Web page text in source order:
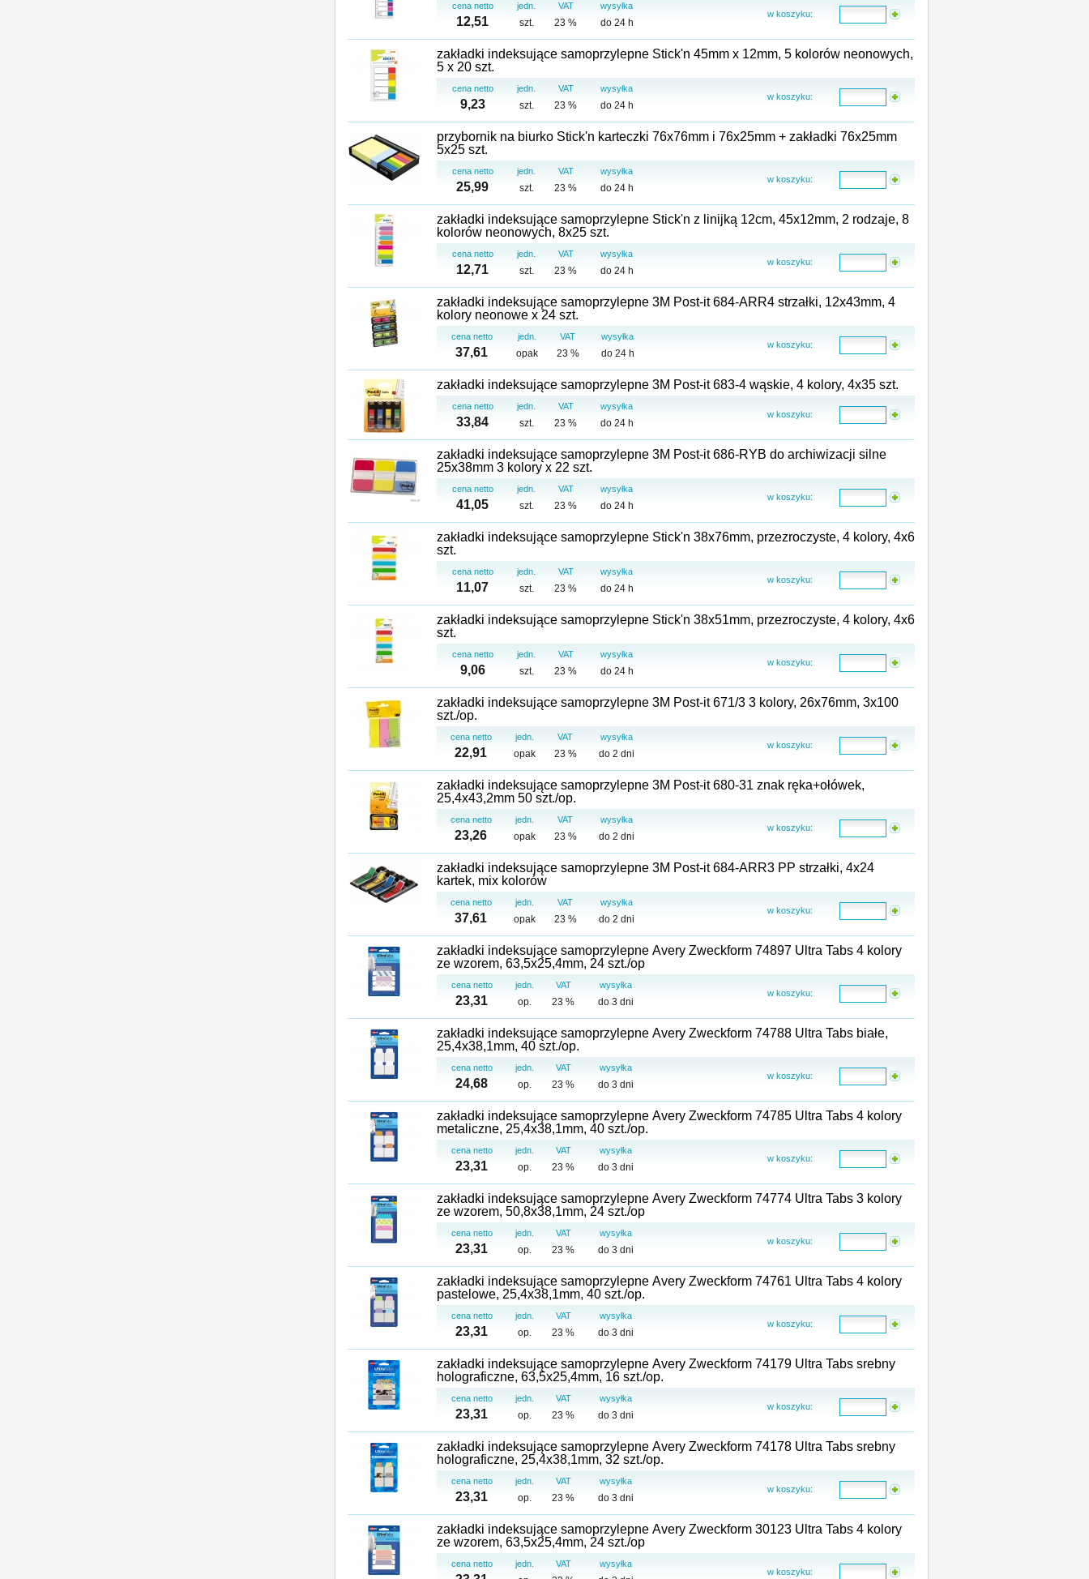
cena netto jedn. VAT
wysyłka
w koszyku:
12,51 szt. 23 % do 24 h
zakładki indeksujące samoprzylepne Stick'n 45mm x 12mm, 5 kolorów neonowych,
5 x 20 szt.
cena netto jedn. VAT
wysyłka
w koszyku:
9,23 szt. 23 % do 24 h
przybornik na biurko Stick'n karteczki 76x76mm i 76x25mm + zakładki 76x25mm
5x25 szt.
cena netto jedn. VAT
wysyłka
w koszyku:
25,99 szt. 23 % do 24 h
zakładki indeksujące samoprzylepne Stick'n z linijką 12cm, 45x12mm, 2 rodzaje, 8
kolorów neonowych, 8x25 szt.
cena netto jedn. VAT
wysyłka
w koszyku:
12,71 szt. 23 % do 24 h
zakładki indeksujące samoprzylepne 3M Post-it 684-ARR4 strzałki, 12x43mm, 4
kolory neonowe x 24 szt.
cena netto jedn. VAT
wysyłka
w koszyku:
37,61 opak 23 % do 24 h
zakładki indeksujące samoprzylepne 3M Post-it 683-4 wąskie, 4 kolory, 4x35 szt.
cena netto jedn. VAT
wysyłka
w koszyku:
33,84 szt. 23 % do 24 h
zakładki indeksujące samoprzylepne 3M Post-it 686-RYB do archiwizacji silne
25x38mm 3 kolory x 22 szt.
cena netto jedn. VAT
wysyłka
w koszyku:
41,05 szt. 23 % do 24 h
zakładki indeksujące samoprzylepne Stick'n 38x76mm, przezroczyste, 4 kolory, 4x6
szt.
cena netto jedn. VAT
wysyłka
w koszyku:
11,07 szt. 23 % do 24 h
zakładki indeksujące samoprzylepne Stick'n 38x51mm, przezroczyste, 4 kolory, 4x6
szt.
cena netto jedn. VAT
wysyłka
w koszyku:
9,06 szt. 23 % do 24 h
zakładki indeksujące samoprzylepne 3M Post-it 671/3 3 kolory, 26x76mm, 3x100
szt./op.
cena netto jedn. VAT
wysyłka
w koszyku:
22,91 opak 23 % do 2 dni
zakładki indeksujące samoprzylepne 3M Post-it 680-31 znak ręka+ołówek,
25,4x43,2mm 50 szt./op.
cena netto jedn. VAT
wysyłka
w koszyku:
23,26 opak 23 % do 2 dni
zakładki indeksujące samoprzylepne 3M Post-it 684-ARR3 PP strzałki, 4x24
kartek, mix kolorów
cena netto jedn. VAT
wysyłka
w koszyku:
37,61 opak 23 % do 2 dni
zakładki indeksujące samoprzylepne Avery Zweckform 74897 Ultra Tabs 4 kolory
ze wzorem, 63,5x25,4mm, 24 szt./op
cena netto jedn. VAT
wysyłka
w koszyku:
23,31 op. 23 % do 3 dni
zakładki indeksujące samoprzylepne Avery Zweckform 74788 Ultra Tabs białe,
25,4x38,1mm, 40 szt./op.
cena netto jedn. VAT
wysyłka
w koszyku:
24,68 op. 23 % do 3 dni
zakładki indeksujące samoprzylepne Avery Zweckform 74785 Ultra Tabs 4 kolory
metaliczne, 25,4x38,1mm, 40 szt./op.
cena netto jedn. VAT
wysyłka
w koszyku:
23,31 op. 23 % do 3 dni
zakładki indeksujące samoprzylepne Avery Zweckform 74774 Ultra Tabs 3 kolory
ze wzorem, 50,8x38,1mm, 24 szt./op
cena netto jedn. VAT
wysyłka
w koszyku:
23,31 op. 23 % do 3 dni
zakładki indeksujące samoprzylepne Avery Zweckform 74761 Ultra Tabs 4 kolory
pastelowe, 25,4x38,1mm, 40 szt./op.
cena netto jedn. VAT
wysyłka
w koszyku:
23,31 op. 23 % do 3 dni
zakładki indeksujące samoprzylepne Avery Zweckform 74179 Ultra Tabs srebny
holograficzne, 63,5x25,4mm, 16 szt./op.
cena netto jedn. VAT
wysyłka
w koszyku:
23,31 op. 23 % do 3 dni
zakładki indeksujące samoprzylepne Avery Zweckform 74178 Ultra Tabs srebny
holograficzne, 25,4x38,1mm, 32 szt./op.
cena netto jedn. VAT
wysyłka
w koszyku:
23,31 op. 23 % do 3 dni
zakładki indeksujące samoprzylepne Avery Zweckform 30123 Ultra Tabs 4 kolory
ze wzorem, 63,5x25,4mm, 24 szt./op
cena netto jedn. VAT
wysyłka
w koszyku: